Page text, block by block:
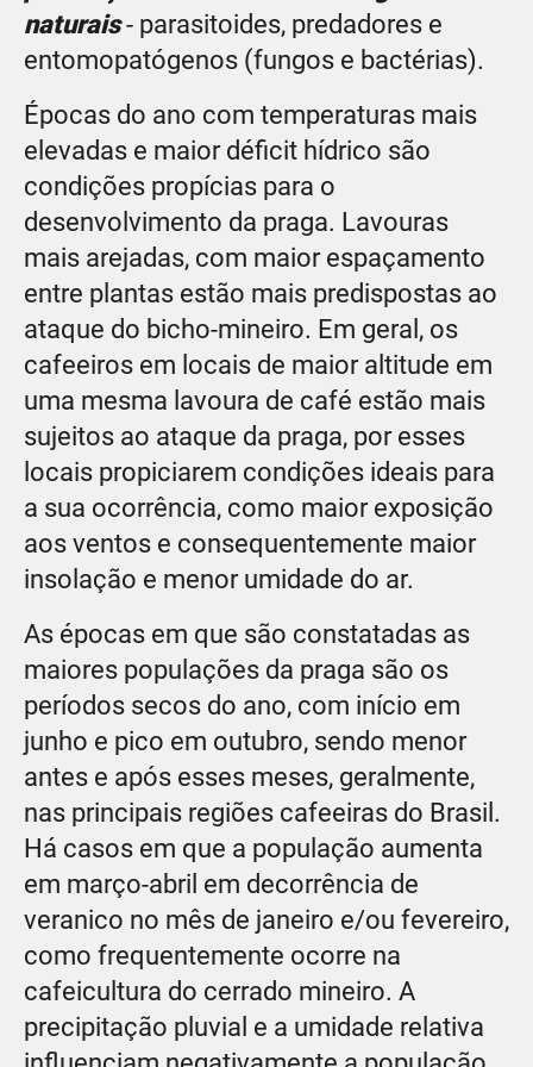
naturais- parasitoides, predadores e
entomopatógenos (fungos e bactérias).
Épocas do ano com temperaturas mais
elevadas e maior déficit hídrico são
condições propícias para o
desenvolvimento da praga. Lavouras
mais arejadas, com maior espaçamento
entre plantas estão mais predispostas ao
ataque do bicho-mineiro. Em geral, os
cafeeiros em locais de maior altitude em
uma mesma lavoura de café estão mais
sujeitos ao ataque da praga, por esses
locais propiciarem condições ideais para
a sua ocorrência, como maior exposição
aos ventos e consequentemente maior
insolação e menor umidade do ar.
As épocas em que são constatadas as
maiores populações da praga são os
períodos secos do ano, com início em
junho e pico em outubro, sendo menor
antes e após esses meses, geralmente,
nas principais regiões cafeeiras do Brasil.
Há casos em que a população aumenta
em março-abril em decorrência de
veranico no mês de janeiro e/ou fevereiro,
como frequentemente ocorre na
cafeicultura do cerrado mineiro. A
precipitação pluvial e a umidade relativa